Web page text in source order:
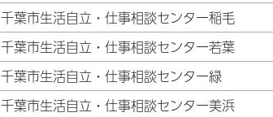
千葉市生活自立・仕事相談センター稲毛
千葉市生活自立・仕事相談センター若葉
千葉市生活自立・仕事相談センター緑
千葉市生活自立・仕事相談センター美浜